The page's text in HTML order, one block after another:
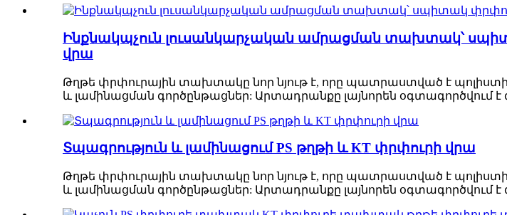
Ինքնակպչուն լուսանկարչական ամրացման տախտակ՝
վրա
Թղթե փրփուրային տախտակը նոր նյութ է, որը պատրաստված է
և լամինացման գործընթացներ: Արտադրանքը լայնորեն
Տպագրություն և լամինացում PS թղթի և KT փրփուրի վրա
Թղթե փրփուրային տախտակը նոր նյութ է, որը պատրաստված է
և լամինացման գործընթացներ: Արտադրանքը լայնորեն